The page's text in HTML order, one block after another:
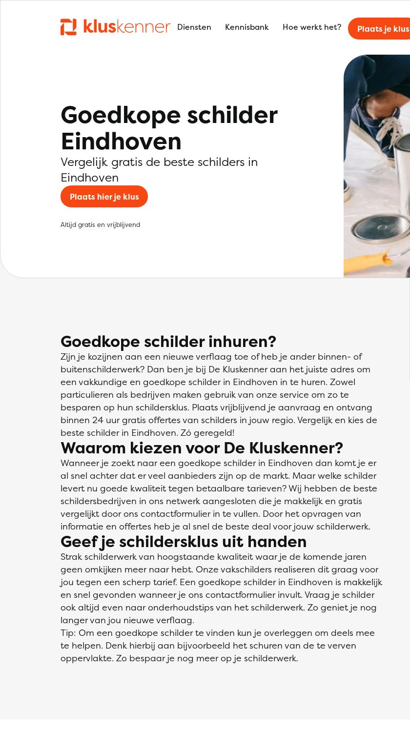
Diensten Kennisbank Hoe werkt het? Plaats je klus
Goedkope schilder
Eindhoven
Vergelijk gratis de beste schilders in
Eindhoven
Plaats hier je klus
Altijd gratis en vrijblijvend
Goedkope schilder inhuren?
Zijn je kozijnen aan een nieuwe verflaag toe of heb je ander binnen- of
buitenschilderwerk? Dan ben je bij De Kluskenner aan het juiste adres om
een vakkundige en goedkope schilder in Eindhoven in te huren. Zowel
particulieren als bedrijven maken gebruik van onze service om zo te
besparen op hun schildersklus. Plaats vrijblijvend je aanvraag en ontvang
binnen 24 uur gratis offertes van schilders in jouw regio. Vergelijk en kies de
beste schilder in Eindhoven. Zó geregeld!
Waarom kiezen voor De Kluskenner?
Wanneer je zoekt naar een goedkope schilder in Eindhoven dan komt je er
al snel achter dat er veel aanbieders zijn op de markt. Maar welke schilder
levert nu goede kwaliteit tegen betaalbare tarieven? Wij hebben de beste
schildersbedrijven in ons netwerk aangesloten die je makkelijk en gratis
vergelijkt door ons contactformulier in te vullen. Door het opvragen van
informatie en offertes heb je al snel de beste deal voor jouw schilderwerk.
Geef je schildersklus uit handen
Strak schilderwerk van hoogstaande kwaliteit waar je de komende jaren
geen omkijken meer naar hebt. Onze vakschilders realiseren dit graag voor
jou tegen een scherp tarief. Een goedkope schilder in Eindhoven is makkelijk
en snel gevonden wanneer je ons contactformulier invult. Vraag je schilder
ook altijd even naar onderhoudstips van het schilderwerk. Zo geniet je nog
langer van jou nieuwe verflaag.
Tip: Om een goedkope schilder te vinden kun je overleggen om deels mee
te helpen. Denk hierbij aan bijvoorbeeld het schuren van de te verven
oppervlakte. Zo bespaar je nog meer op je schilderwerk.